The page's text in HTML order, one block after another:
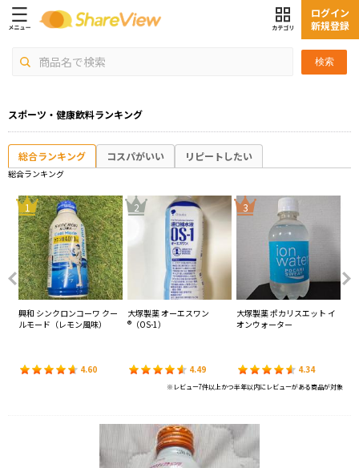
検索
ログイン
新規登録
スポーツ・健康飲料ランキング
総合ランキング コスパがいい リピートしたい
総合ランキング
1
興和 シンクロンコーワ クー
ルモード（レモン風味）
4.60
2
大塚製薬 オーエスワン
®（OS-1）
4.49
3
大塚製薬 ポカリスエット イ
オンウォーター
4.34
※レビュー7件以上かつ半年以内にレビューがある商品が対象